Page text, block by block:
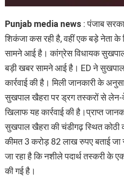
Punjab media news : पंजाब
शिकंजा कस रही है, वहीं एक बड़े नेता के
सामने आई है। कांग्रेस विधायक
बड़ी खबर सामने आई है। ED ने
कार्रवाई की है। मिली जानकारी के
सुखपाल खैहरा पर ड्रग तस्करों से
खिलाफ यह कार्रवाई की है।प्राप्त
सुखपाल खैहरा की चंडीगढ़ स्थित
कीमत 3 करोड़ 82 लाख रुपए बताई जा
जा रहा है कि नशीले पदार्थ तस्करी के
की गई है।